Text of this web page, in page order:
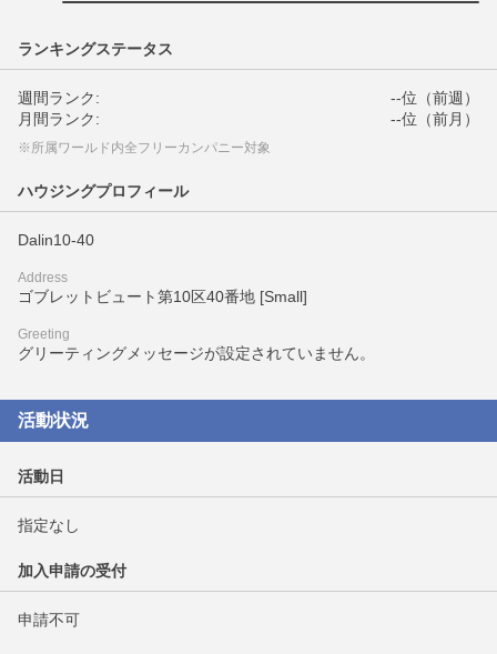
ランキングステータス
週間ランク:
--位（前週）
月間ランク:
--位（前月）
※所属ワールド内全フリーカンパニー対象
ハウジングプロフィール
Dalin10-40
Address
ゴブレットビュート第10区40番地 [Small]
Greeting
グリーティングメッセージが設定されていません。
活動状況
活動日
指定なし
加入申請の受付
申請不可